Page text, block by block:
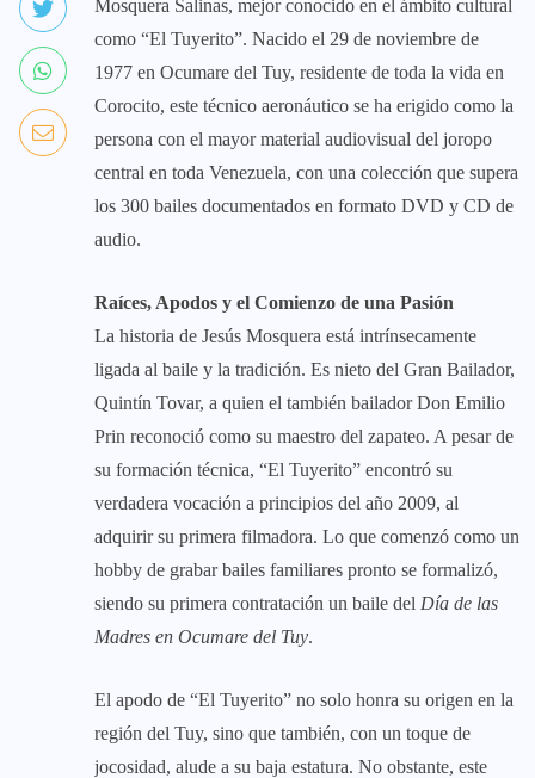
Mosquera Salinas, mejor conocido en el ámbito cultural
como “El Tuyerito”. Nacido el 29 de noviembre de
1977 en Ocumare del Tuy, residente de toda la vida en
Corocito, este técnico aeronáutico se ha erigido como la
persona con el mayor material audiovisual del joropo
central en toda Venezuela, con una colección que supera
los 300 bailes documentados en formato DVD y CD de
audio.
Raíces, Apodos y el Comienzo de una Pasión
​La historia de Jesús Mosquera está intrínsecamente
ligada al baile y la tradición. Es nieto del Gran Bailador,
Quintín Tovar, a quien el también bailador Don Emilio
Prin reconoció como su maestro del zapateo. A pesar de
su formación técnica, “El Tuyerito” encontró su
verdadera vocación a principios del año 2009, al
adquirir su primera filmadora. Lo que comenzó como un
hobby de grabar bailes familiares pronto se formalizó,
siendo su primera contratación un baile del Día de las
Madres en Ocumare del Tuy.
El apodo de “El Tuyerito” no solo honra su origen en la
región del Tuy, sino que también, con un toque de
jocosidad, alude a su baja estatura. No obstante, este